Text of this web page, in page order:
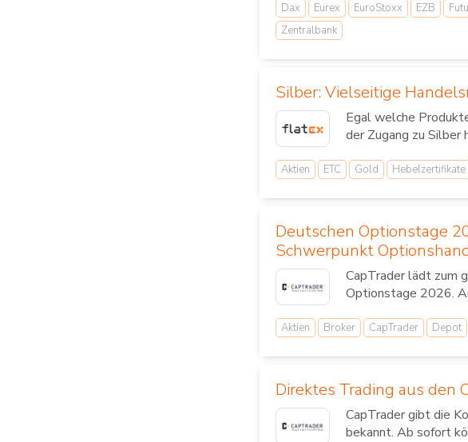
Dax Eurex EuroStoxx EZB
Zentralbank
Silber: Vielseitige
Egal welche
der Zugang zu Silber
Aktien ETC Gold Hebelzertifikate
Deutschen Optionstage
Schwerpunkt
CapTrader lädt zum
Optionstage 2026.
Aktien Broker CapTrader Depot
Direktes Trading aus den
CapTrader gibt die
bekannt. Ab sofort